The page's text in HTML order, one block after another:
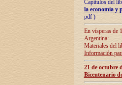
Capítulos del
la economía y
pdf )
En vísperas de
Argentina:
Materiales del
Información
21 de octubre
Bicentenario